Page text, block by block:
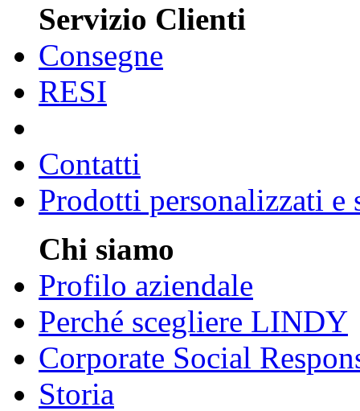
Servizio Clienti
Consegne
RESI
Contatti
Prodotti personalizzati e
Chi siamo
Profilo aziendale
Perché scegliere LINDY
Corporate Social
Storia